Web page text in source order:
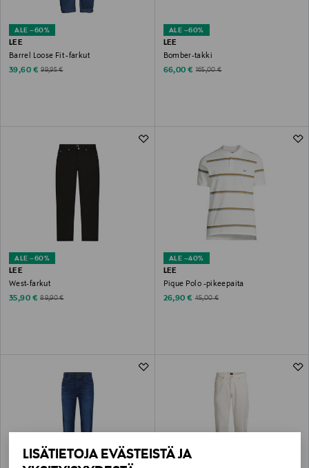
LISÄTIETOJA EVÄSTEISTÄ JA
ALE –60%
LEE
Barrel Loose Fit -farkut
Discounted Price
39,60 € Original Price
99,95 €
ALE –60%
LEE
Bomber-takki
Discounted Price
66,00 € Original Price
165,00 €
ALE –60%
LEE
West-farkut
Discounted Price
35,90 € Original Price
89,90 €
ALE –40%
LEE
Pique Polo -pikeepaita
Discounted Price
26,90 € Original Price
45,00 €